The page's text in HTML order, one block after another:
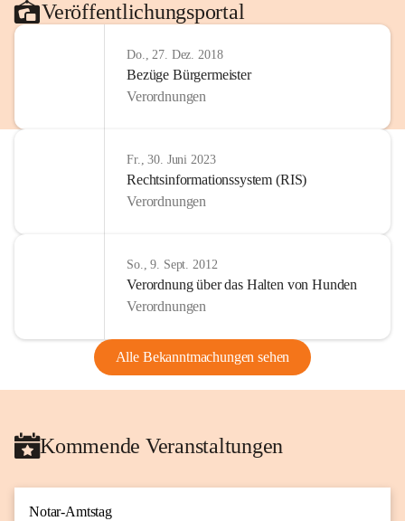
Veröffentlichungsportal
Do., 27. Dez. 2018
Bezüge Bürgermeister
Verordnungen
Fr., 30. Juni 2023
Rechtsinformationssystem (RIS)
Verordnungen
So., 9. Sept. 2012
Verordnung über das Halten von Hunden
Verordnungen
Alle Bekanntmachungen sehen
Kommende Veranstaltungen
Notar-Amtstag